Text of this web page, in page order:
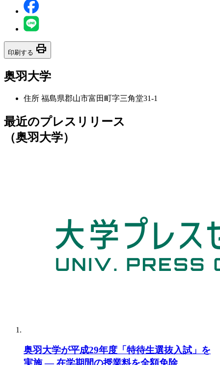
印刷する print
奥羽大学
住所 福島県郡山市富田町字三角堂31-1
最近のプレスリリース
（奥羽大学）
奥羽大学が平成29年度「特待生選抜入試」を
実施 — 在学期間の授業料を全額免除